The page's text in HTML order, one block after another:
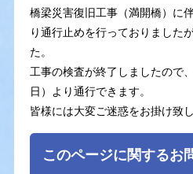
橋梁災害復旧工事（満開橋）に
り通行止めを行っておりました
た。
工事の検査が終了しましたので
日）より通行できます。
皆様には大変ご迷惑をお掛け致し
このページに関するお